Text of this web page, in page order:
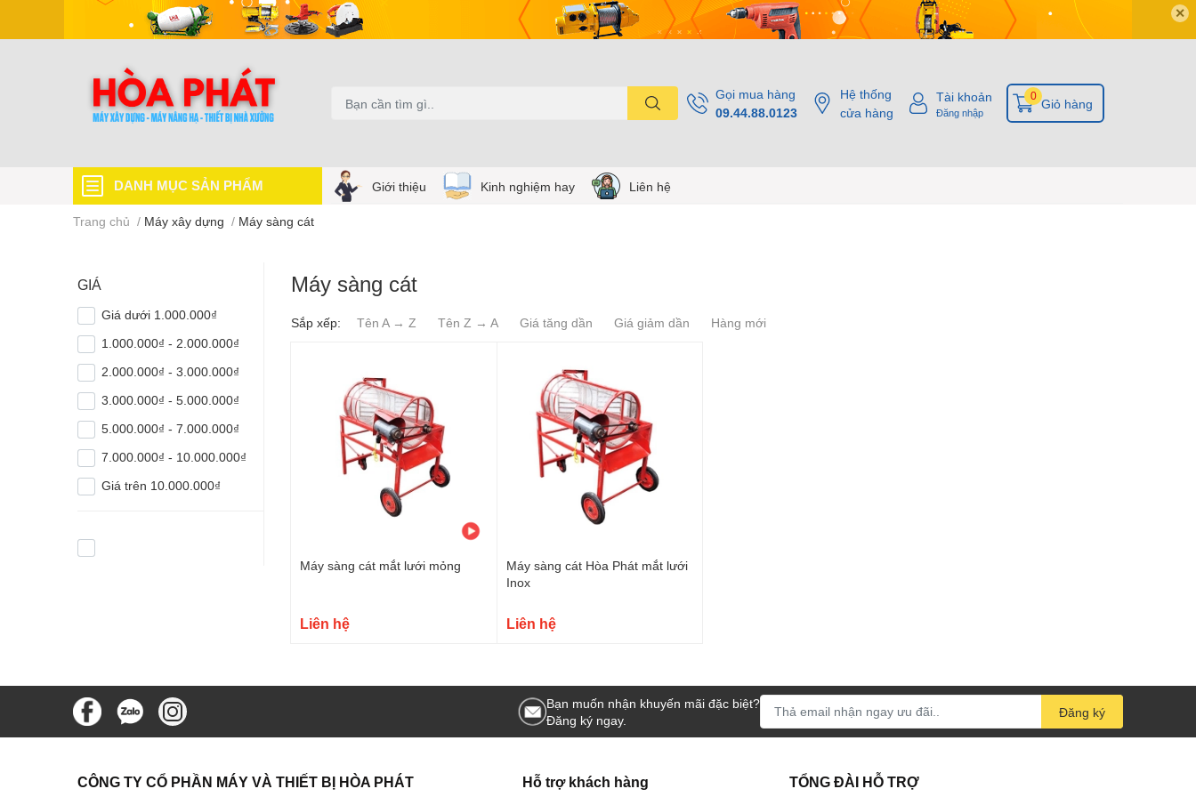
✕
Gọi mua hàng
09.44.88.0123
Hệ thống
cửa hàng
Tài khoản
Đăng nhập
Giỏ hàng
0
DANH MỤC SẢN PHẨM Giới thiệu Kinh nghiệm hay Liên hệ
Trang chủ / Máy xây dựng / Máy sàng cát
GIÁ
Giá dưới 1.000.000₫
1.000.000₫ - 2.000.000₫
2.000.000₫ - 3.000.000₫
3.000.000₫ - 5.000.000₫
5.000.000₫ - 7.000.000₫
7.000.000₫ - 10.000.000₫
Giá trên 10.000.000₫
Máy sàng cát
Sắp xếp: Tên A → Z Tên Z → A Giá tăng dần Giá giảm dần Hàng mới
Máy sàng cát mắt lưới mỏng
Liên hệ
Máy sàng cát Hòa Phát mắt lưới
Inox
Liên hệ
Bạn muốn nhận khuyến mãi đặc biệt?
Đăng ký ngay.
Đăng ký
CÔNG TY CỔ PHẦN MÁY VÀ THIẾT BỊ HÒA PHÁT Hỗ trợ khách hàng TỔNG ĐÀI HỖ TRỢ